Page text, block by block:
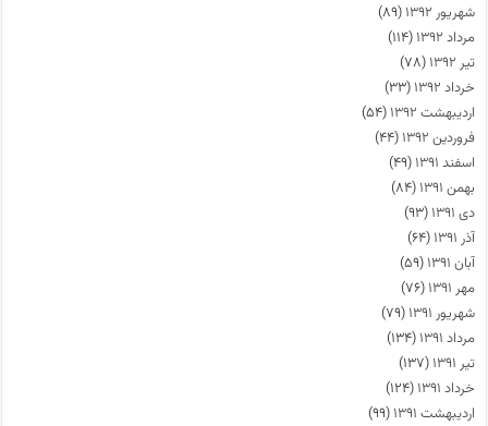
شهریور ۱۳۹۲
(۸۹)
مرداد ۱۳۹۲
(۱۱۴)
تیر ۱۳۹۲
(۷۸)
خرداد ۱۳۹۲
(۳۳)
اردیبهشت ۱۳۹۲
(۵۴)
فروردین ۱۳۹۲
(۴۴)
اسفند ۱۳۹۱
(۴۹)
بهمن ۱۳۹۱
(۸۴)
دی ۱۳۹۱
(۹۳)
آذر ۱۳۹۱
(۶۴)
آبان ۱۳۹۱
(۵۹)
مهر ۱۳۹۱
(۷۶)
شهریور ۱۳۹۱
(۷۹)
مرداد ۱۳۹۱
(۱۳۴)
تیر ۱۳۹۱
(۱۳۷)
خرداد ۱۳۹۱
(۱۲۴)
اردیبهشت ۱۳۹۱
(۹۹)